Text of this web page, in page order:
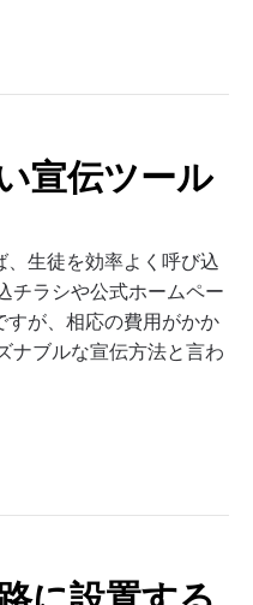
宣伝ツール
生徒を効率よく呼び込
チラシや公式ホームペー
すが、相応の費用がかか
ナブルな宣伝方法と言わ